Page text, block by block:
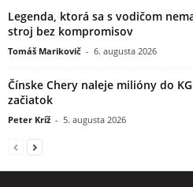
Legenda, ktorá sa s vodičom
stroj bez kompromisov
Tomáš Marikovič - 6. augusta 2026
Čínske Chery naleje milióny do
začiatok
Peter Kríž - 5. augusta 2026